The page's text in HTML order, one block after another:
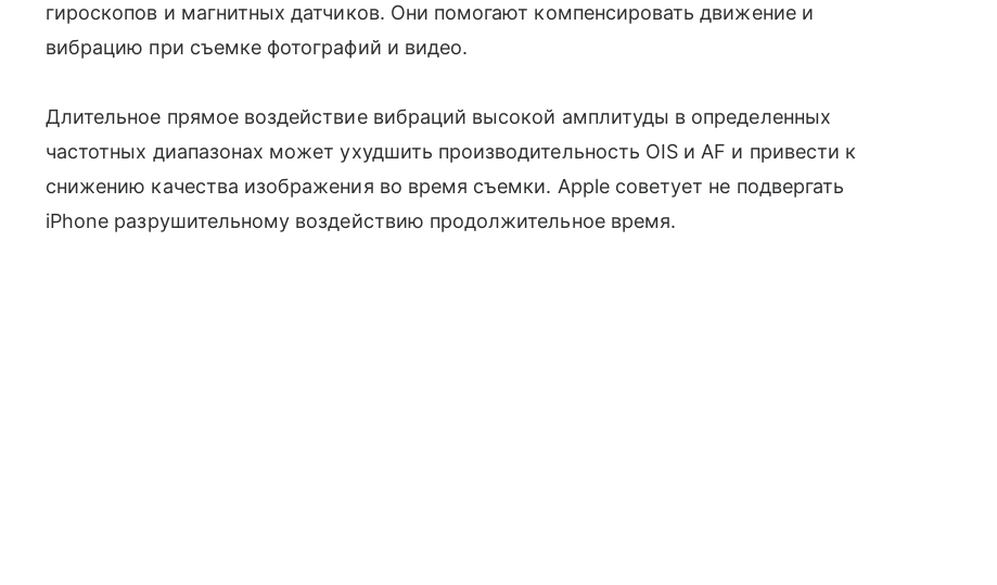
гироскопов и магнитных датчиков. Они помогают компенсировать движение и
вибрацию при съемке фотографий и видео.
Длительное прямое воздействие вибраций высокой амплитуды в определенных
частотных диапазонах может ухудшить производительность OIS и AF и привести к
снижению качества изображения во время съемки. Apple cоветует не подвергать
iPhone разрушительному воздействию продолжительное время.